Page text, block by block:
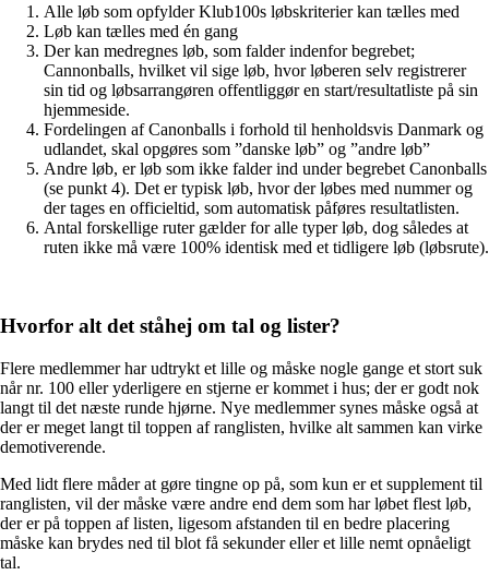
Alle løb som opfylder Klub100s løbskriterier kan tælles med
Løb kan tælles med én gang
Der kan medregnes løb, som falder indenfor begrebet;
Cannonballs, hvilket vil sige løb, hvor løberen selv registrerer
sin tid og løbsarrangøren offentliggør en start/resultatliste på sin
hjemmeside.
Fordelingen af Canonballs i forhold til henholdsvis Danmark og
udlandet, skal opgøres som ”danske løb” og ”andre løb”
Andre løb, er løb som ikke falder ind under begrebet Canonballs
(se punkt 4). Det er typisk løb, hvor der løbes med nummer og
der tages en officieltid, som automatisk påføres resultatlisten.
Antal forskellige ruter gælder for alle typer løb, dog således at
ruten ikke må være 100% identisk med et tidligere løb (løbsrute).
Hvorfor alt det ståhej om tal og lister?
Flere medlemmer har udtrykt et lille og måske nogle gange et stort suk
når nr. 100 eller yderligere en stjerne er kommet i hus; der er godt nok
langt til det næste runde hjørne. Nye medlemmer synes måske også at
der er meget langt til toppen af ranglisten, hvilke alt sammen kan virke
demotiverende.
Med lidt flere måder at gøre tingne op på, som kun er et supplement til
ranglisten, vil der måske være andre end dem som har løbet flest løb,
der er på toppen af listen, ligesom afstanden til en bedre placering
måske kan brydes ned til blot få sekunder eller et lille nemt opnåeligt
tal.